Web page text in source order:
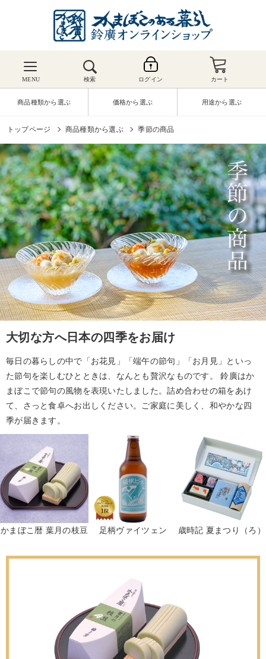
MENU 検索 ログイン カート
商品種類から選ぶ 価格から選ぶ 用途から選ぶ
トップページ 商品種類から選ぶ 季節の商品
大切な方へ日本の四季をお届け
毎日の暮らしの中で「お花見」「端午の節句」「お月見」といっ
た節句を楽しむひとときは、なんとも贅沢なものです。 鈴廣はか
まぼこで節句の風物を表現いたしました。詰め合わせの箱をあけ
て、さっと食卓へお出しください。ご家庭に美しく、和やかな四
季が届きます。
かまぼこ暦 葉月の枝豆 足柄ヴァイツェン 歳時記 夏まつり（ろ）